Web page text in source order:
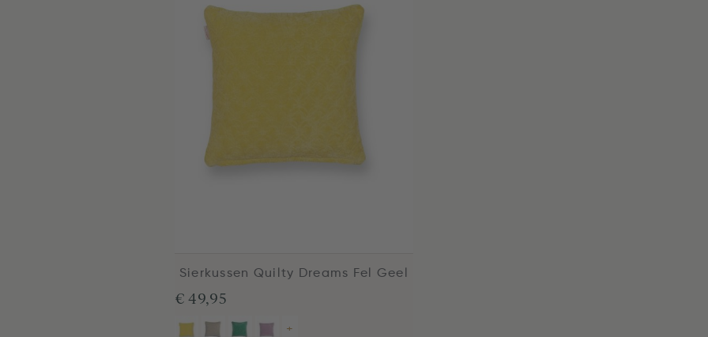
Sierkussen Quilty Dreams Fel Geel
€ 49,95
+